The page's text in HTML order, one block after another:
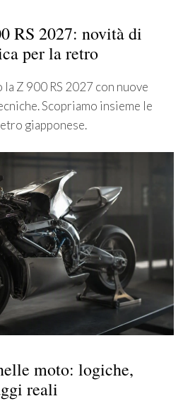
RS 2027: novità di
per la retro
la Z 900 RS 2027 con nuove
Scopriamo insieme le
giapponese.
moto: logiche,
reali